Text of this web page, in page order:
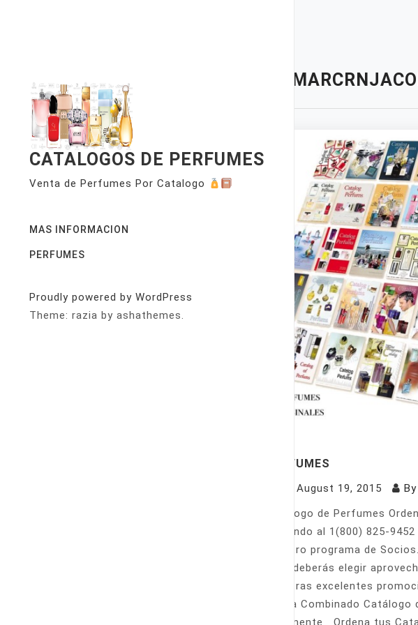
CATALOGOS DE PERFUMES
Venta de Perfumes Por Catalogo
MAS INFORMACION
PERFUMES
Proudly powered by WordPress
Theme: razia by ashathemes.
PERFUMES
August 19, 2015 By
Catálogo de Perfumes
llamando al 1(800) 825-
nuestro programa de
Sólo deberás elegir
nuestras excelentes
Venta Combinado
fácilmente Ordena tus